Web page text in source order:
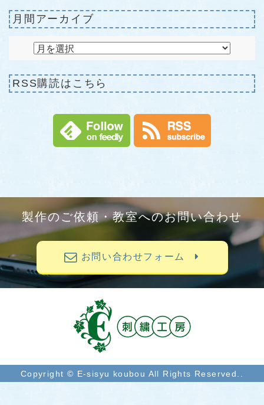
月間アーカイブ
RSS購読はこちら
製作のご依頼・教室へのお問い合わせ
お問い合わせフォーム
Copyright © E-sisyu koubou All Rights Reserved..